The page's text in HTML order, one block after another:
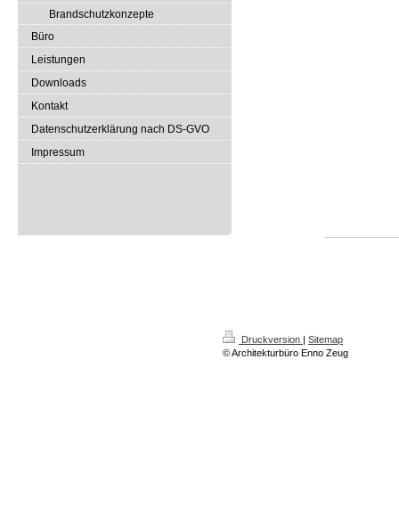
Brandschutzkonzepte
Büro
Leistungen
Downloads
Kontakt
Datenschutzerklärung nach DS-GVO
Impressum
Druckversion | Sitemap
© Architekturbüro Enno Zeug